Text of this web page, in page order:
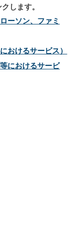
します。
ローソン、ファミ
おけるサービス）
におけるサービ